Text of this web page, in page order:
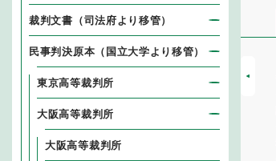
裁判文書（司法府より移管）
民事判決原本（国立大学より移管）
東京高等裁判所
大阪高等裁判所
大阪高等裁判所